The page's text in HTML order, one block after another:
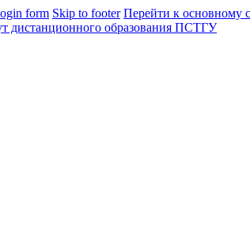
form Skip to footer Перейти к основному